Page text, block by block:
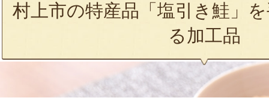
村上市の特産品「塩引き鮭」
る加工品